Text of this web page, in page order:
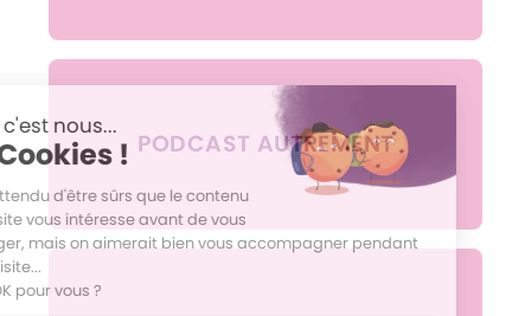
PODCAST AUTREMENT